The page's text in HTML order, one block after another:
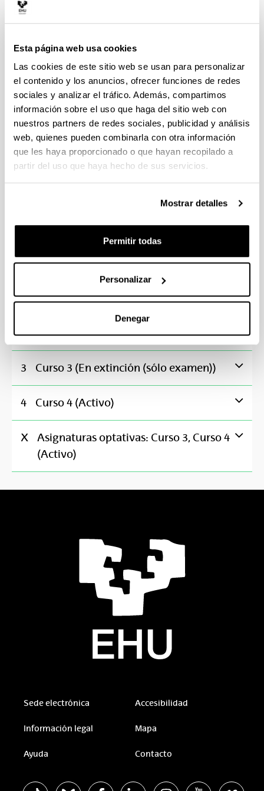
Esta página web usa cookies
Las cookies de este sitio web se usan para personalizar
el contenido y los anuncios, ofrecer funciones de redes
sociales y analizar el tráfico. Además, compartimos
información sobre el uso que haga del sitio web con
nuestros partners de redes sociales, publicidad y análisis
web, quienes pueden combinarla con otra información
que les haya proporcionado o que hayan recopilado a
partir del uso que haya hecho de sus servicios.
Mostrar detalles
Permitir todas
Personalizar
Denegar
Memoria y Toma de Decisiones
Psicología Fisiológica
**
Psicología del Desarrollo II
**
Cuatrimestre 2 Créditos Tipo
6
**
Psicología de los Grupos
**
3 Curso 3 (En extinción (sólo examen))
4 Curso 4 (Activo)
X
Asignaturas optativas: Curso 3, Curso 4
(Activo)
Sede electrónica Accesibilidad
Información legal Mapa
Ayuda Contacto